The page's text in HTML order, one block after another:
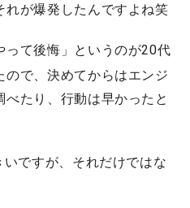
が爆発したんですよね笑
て後悔」 というのが20代
で、決めてからはエンジ
たり、行動は早かったと
ですが、それだけではな